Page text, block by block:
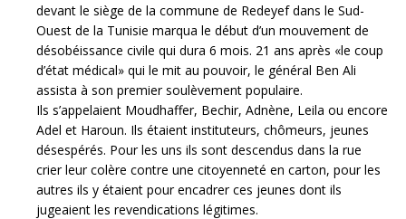
devant le siège de la commune de Redeyef dans le Sud-
Ouest de la Tunisie marqua le début d’un mouvement de
désobéissance civile qui dura 6 mois. 21 ans après «le coup
d’état médical» qui le mit au pouvoir, le général Ben Ali
assista à son premier soulèvement populaire.
Ils s’appelaient Moudhaffer, Bechir, Adnène, Leila ou encore
Adel et Haroun. Ils étaient instituteurs, chômeurs, jeunes
désespérés. Pour les uns ils sont descendus dans la rue
crier leur colère contre une citoyenneté en carton, pour les
autres ils y étaient pour encadrer ces jeunes dont ils
jugeaient les revendications légitimes.